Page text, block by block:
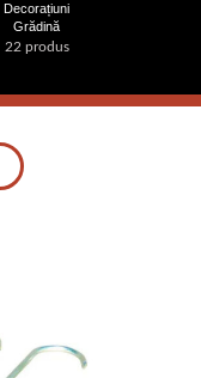
Decorațiuni
Grădină
22 produs